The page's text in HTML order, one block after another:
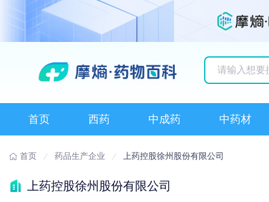
首页 西药 中成药 中药材
首页 药品生产企业 上药控股徐州股份有限公司
上药控股徐州股份有限公司